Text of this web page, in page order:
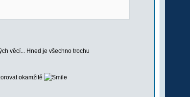
věcí... Hned je všechno trochu
okamžitě